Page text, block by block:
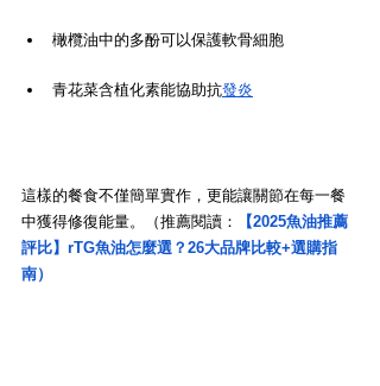
橄欖油中的多酚可以保護軟骨細胞
青花菜含植化素能協助抗發炎
這樣的餐食不僅簡單實作，更能讓關節在每一餐
中獲得修復能量。（推薦閱讀：
【2025魚油推薦
評比】rTG魚油怎麼選？26大品牌比較+選購指
南）